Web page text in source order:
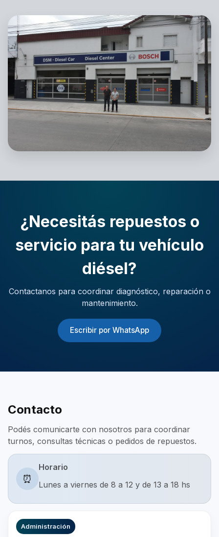
¿Necesitás repuestos o
servicio para tu vehículo
diésel?
Contactanos para coordinar diagnóstico, reparación o
mantenimiento.
Escribir por WhatsApp
Contacto
Podés comunicarte con nosotros para coordinar
turnos, consultas técnicas o pedidos de repuestos.
⏰
Horario
Lunes a viernes de 8 a 12 y de 13 a 18 hs
Administración